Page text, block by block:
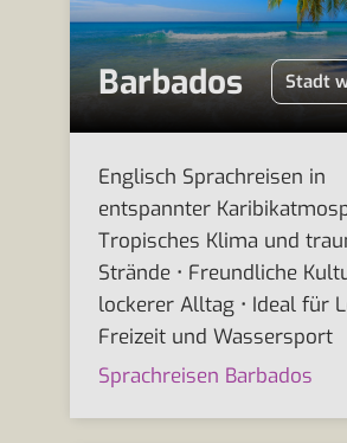
Barbados Stadt
Englisch Sprachreisen in
entspannter
Tropisches Klima und
Strände • Freundliche
lockerer Alltag • Ideal für
Freizeit und Wassersport
Sprachreisen Barbados